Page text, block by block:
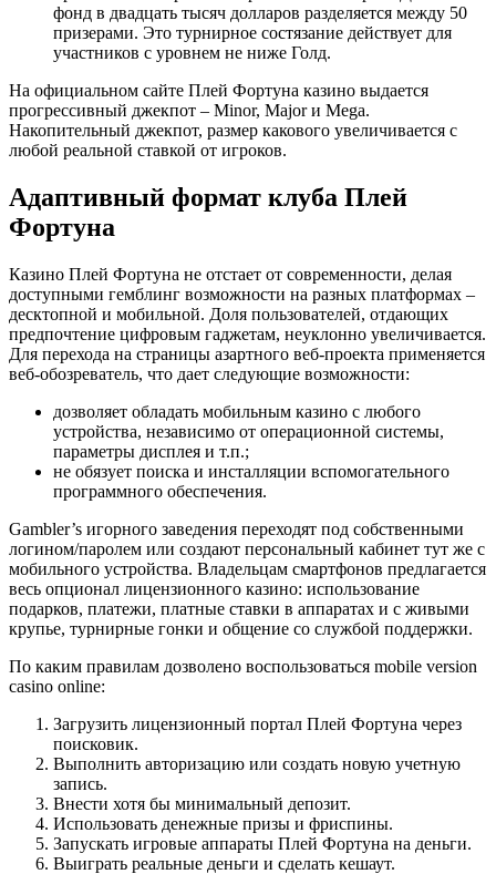
фонд в двадцать тысяч долларов разделяется между 50
призерами. Это турнирное состязание действует для
участников с уровнем не ниже Голд.
На официальном сайте Плей Фортуна казино выдается
прогрессивный джекпот – Minor, Major и Mega.
Накопительный джекпот, размер какового увеличивается с
любой реальной ставкой от игроков.
Адаптивный формат клуба Плей
Фортуна
Казино Плей Фортуна не отстает от современности, делая
доступными гемблинг возможности на разных платформах –
десктопной и мобильной. Доля пользователей, отдающих
предпочтение цифровым гаджетам, неуклонно увеличивается.
Для перехода на страницы азартного веб-проекта применяется
веб-обозреватель, что дает следующие возможности:
дозволяет обладать мобильным казино с любого
устройства, независимо от операционной системы,
параметры дисплея и т.п.;
не обязует поиска и инсталляции вспомогательного
программного обеспечения.
Gambler’s игорного заведения переходят под собственными
логином/паролем или создают персональный кабинет тут же с
мобильного устройства. Владельцам смартфонов предлагается
весь опционал лицензионного казино: использование
подарков, платежи, платные ставки в аппаратах и с живыми
крупье, турнирные гонки и общение со службой поддержки.
По каким правилам дозволено воспользоваться mobile version
casino online:
Загрузить лицензионный портал Плей Фортуна через
поисковик.
Выполнить авторизацию или создать новую учетную
запись.
Внести хотя бы минимальный депозит.
Использовать денежные призы и фриспины.
Запускать игровые аппараты Плей Фортуна на деньги.
Выиграть реальные деньги и сделать кешаут.